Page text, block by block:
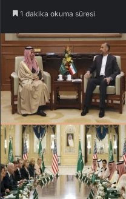
1 dakika okuma süresi